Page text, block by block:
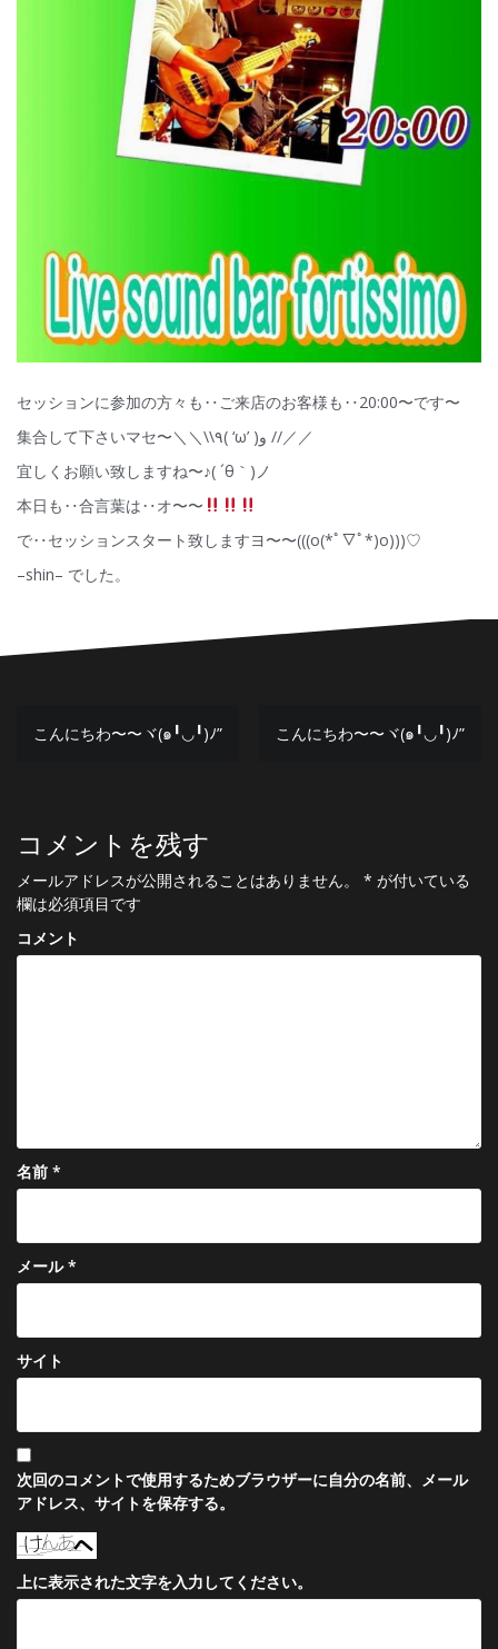
セッションに参加の方々も‥ご来店のお客様も‥20:00〜です〜
集合して下さいマセ〜＼＼\\٩( ‘ω’ )و //／／
宜しくお願い致しますね〜♪( ´θ｀)ノ
本日も‥合言葉は‥オ〜〜
で‥セッションスタート致しますヨ〜〜(((o(*ﾟ▽ﾟ*)o)))♡
–shin– でした。
投
ビ
ゲ
ー
シ
こんにちわ〜〜ヾ(๑╹◡╹)ﾉ” こんにちわ〜〜ヾ(๑╹◡╹)ﾉ”
コメントを残す
メールアドレスが公開されることはありません。 * が付いている
欄は必須項目です
コメント
名前 *
メール*
サイト
次回のコメントで使用するためブラウザーに自分の名前、メール
アドレス、サイトを保存する。
上に表示された文字を入力してください。